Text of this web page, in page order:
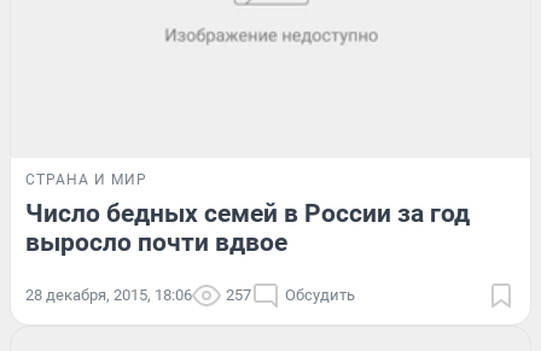
СТРАНА И МИР
Число бедных семей в России за год
выросло почти вдвое
28 декабря, 2015, 18:06 257 Обсудить